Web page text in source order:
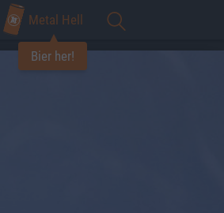
Metal Hell
Bier her!